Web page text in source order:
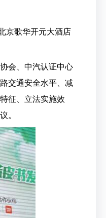
京歌华开元大酒店
会、中汽认证中心
交通安全水平、减
征、立法实施效
。